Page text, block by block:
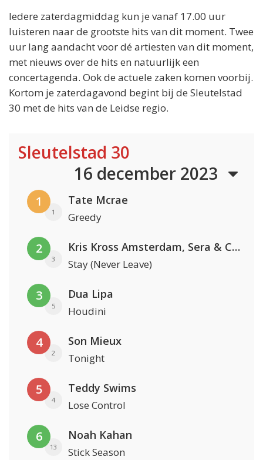
Iedere zaterdagmiddag kun je vanaf 17.00 uur
luisteren naar de grootste hits van dit moment. Twee
uur lang aandacht voor dé artiesten van dit moment,
met nieuws over de hits en natuurlijk een
concertagenda. Ook de actuele zaken komen voorbij.
Kortom je zaterdagavond begint bij de Sleutelstad
30 met de hits van de Leidse regio.
Sleutelstad 30
16 december 2023
1
1
Tate Mcrae
Greedy
2
3
Kris Kross Amsterdam, Sera & Conor Maynard
Stay (Never Leave)
3
5
Dua Lipa
Houdini
4
2
Son Mieux
Tonight
5
4
Teddy Swims
Lose Control
6
13
Noah Kahan
Stick Season